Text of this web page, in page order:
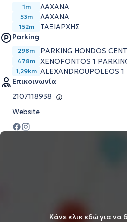
1m ΛΑΧΑΝΑ
53m ΛΑΧΑΝΑ
152m
ΤΑΞΙΑΡΧΗΣ
Parking
298m PARKING HONDOS
478m XENOFONTOS 1
1,29km ALEXANDROUPOLEOS 1
Επικοινωνία
2107118938
Website
Κάνε κλικ εδώ για να